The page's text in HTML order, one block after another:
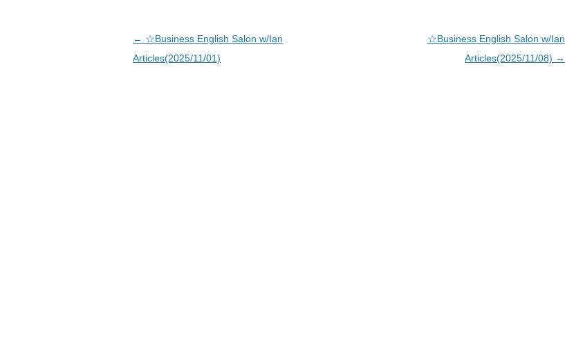
投稿ナビゲーション
← ☆Business English Salon w/Ian
Articles(2025/11/01)
☆Business English Salon w/Ian
Articles(2025/11/08) →